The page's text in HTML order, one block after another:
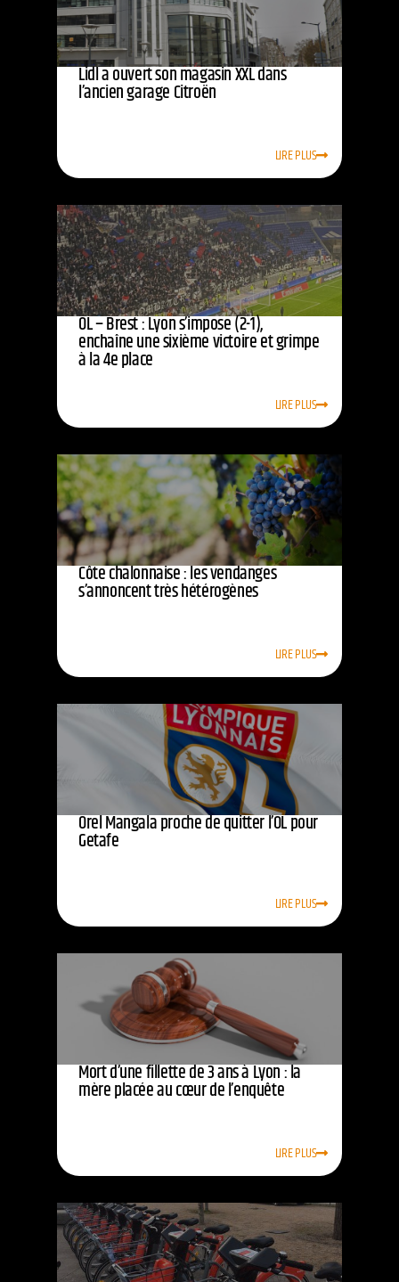
Lidl a ouvert son magasin XXL dans
l’ancien garage Citroën
LIRE PLUS
OL – Brest : Lyon s’impose (2-1),
enchaîne une sixième victoire et grimpe
à la 4e place
LIRE PLUS
Côte chalonnaise : les vendanges
s’annoncent très hétérogènes
LIRE PLUS
Orel Mangala proche de quitter l’OL pour
Getafe
LIRE PLUS
Mort d’une fillette de 3 ans à Lyon : la
mère placée au cœur de l’enquête
LIRE PLUS